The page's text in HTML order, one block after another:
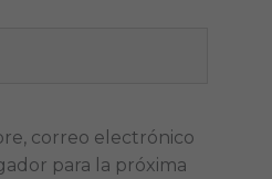
correo electrónico
para la próxima